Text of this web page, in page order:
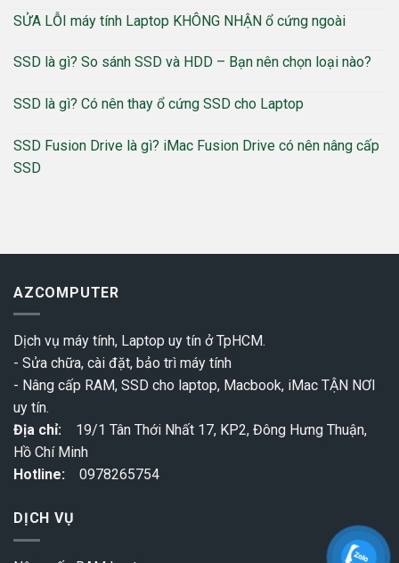
SỬA LỖI máy tính Laptop KHÔNG NHẬN ổ cứng ngoài
SSD là gì? So sánh SSD và HDD – Bạn nên chọn loại nào?
SSD là gì? Có nên thay ổ cứng SSD cho Laptop
SSD Fusion Drive là gì? iMac Fusion Drive có nên nâng cấp
SSD
AZCOMPUTER
Dịch vụ máy tính, Laptop uy tín ở TpHCM.
- Sửa chữa, cài đặt, bảo trì máy tính
- Nâng cấp RAM, SSD cho laptop, Macbook, iMac TẬN NƠI
uy tín.
Địa chỉ: 19/1 Tân Thới Nhất 17, KP2, Đông Hưng Thuận,
Hồ Chí Minh
Hotline:
0978265754
DỊCH VỤ